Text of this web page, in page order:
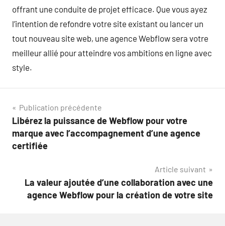
offrant une conduite de projet efficace. Que vous ayez
l’intention de refondre votre site existant ou lancer un
tout nouveau site web, une agence Webflow sera votre
meilleur allié pour atteindre vos ambitions en ligne avec
style.
Navigation
de
l’article
Publication précédente
Libérez la puissance de Webflow pour votre
marque avec l’accompagnement d’une agence
certifiée
Article suivant
La valeur ajoutée d’une collaboration avec une
agence Webflow pour la création de votre site